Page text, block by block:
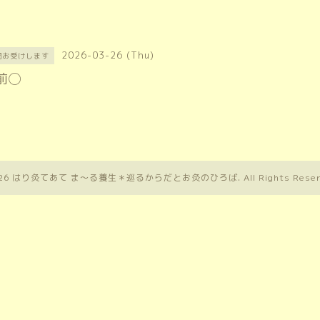
お受けします 2026-03-26 (Thu)
◯
はり灸てあて ま〜る養生＊巡るからだとお灸のひろば. All Rights